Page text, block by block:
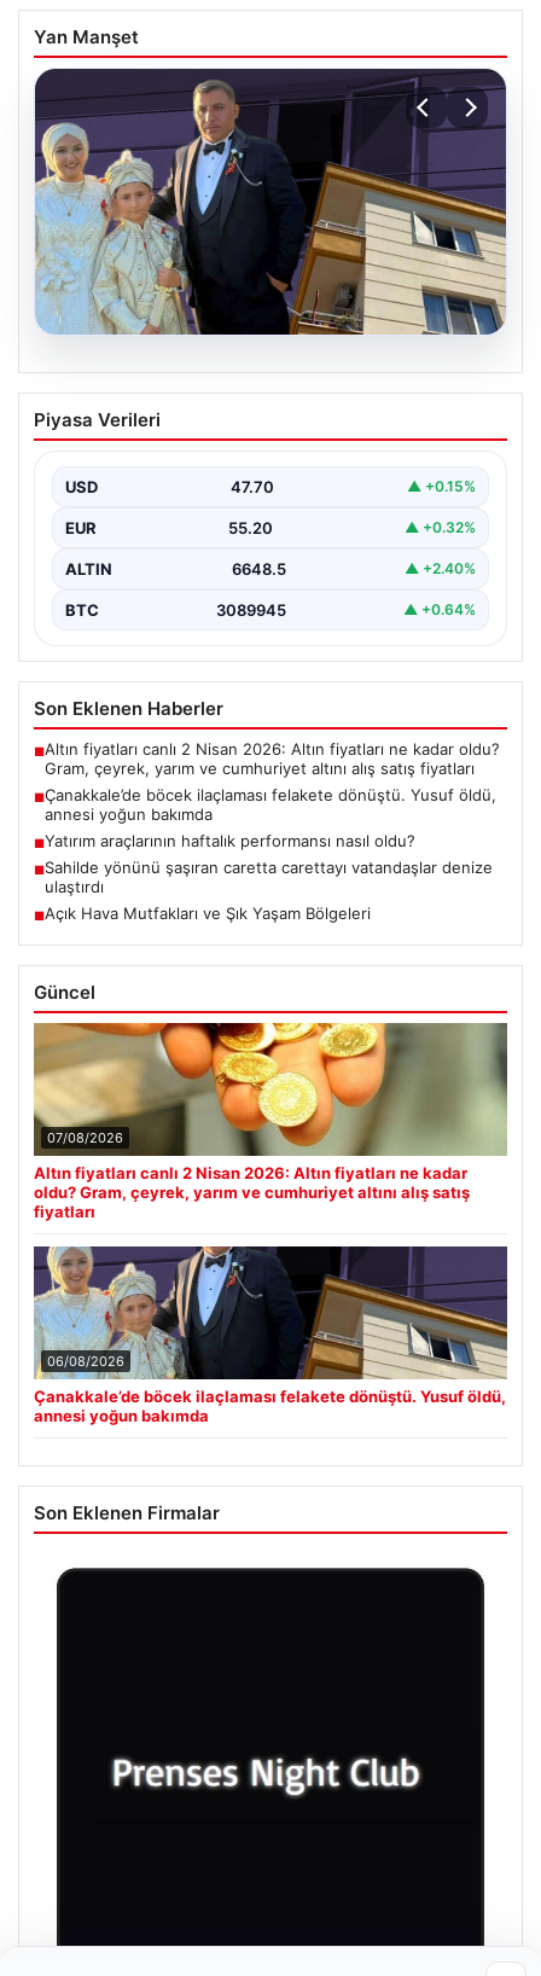
Yan Manşet
Çanakkale’de böcek ilaçlaması felakete
dönüştü. Yusuf öldü, annesi yoğun
Piyasa Verileri
USD 47.70 ▲ +0.15%
EUR 55.20 ▲ +0.32%
ALTIN 6648.5 ▲ +2.40%
BTC 3089945 ▲ +0.64%
Son Eklenen Haberler
■Altın fiyatları canlı 2 Nisan 2026: Altın fiyatları ne kadar oldu?
Gram, çeyrek, yarım ve cumhuriyet altını alış satış fiyatları
■Çanakkale’de böcek ilaçlaması felakete dönüştü. Yusuf öldü,
annesi yoğun bakımda
■Yatırım araçlarının haftalık performansı nasıl oldu?
■Sahilde yönünü şaşıran caretta carettayı vatandaşlar denize
ulaştırdı
■Açık Hava Mutfakları ve Şık Yaşam Bölgeleri
Güncel
07/08/2026
Altın fiyatları canlı 2 Nisan 2026: Altın fiyatları ne kadar
oldu? Gram, çeyrek, yarım ve cumhuriyet altını alış satış
fiyatları
06/08/2026
Çanakkale’de böcek ilaçlaması felakete dönüştü. Yusuf öldü,
annesi yoğun bakımda
Son Eklenen Firmalar